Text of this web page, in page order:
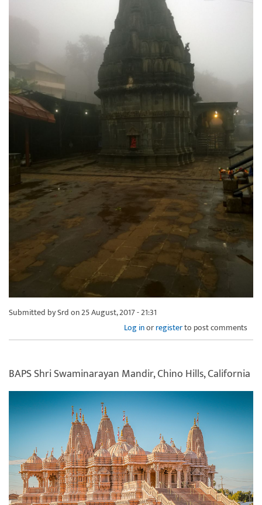
Submitted bySrdon 25 August, 2017 - 21:31
Log inorregisterto post comments
BAPS Shri Swaminarayan Mandir, Chino Hills, California